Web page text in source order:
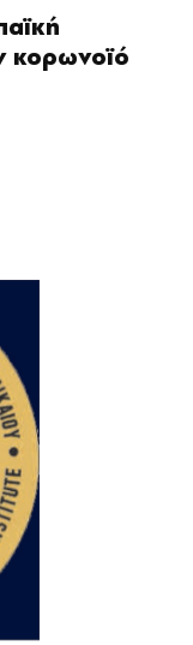
κορωνοϊό